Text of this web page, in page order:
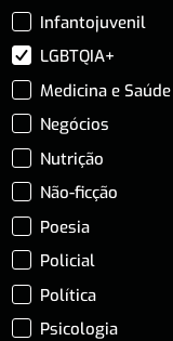
Infantojuvenil
LGBTQIA+
Medicina e Saúde
Negócios
Nutrição
Não-ficção
Poesia
Policial
Política
Psicologia